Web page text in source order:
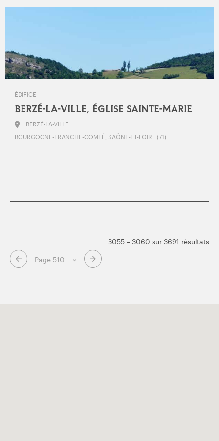
ÉDIFICE
BERZÉ-LA-VILLE, ÉGLISE SAINTE-MARIE
BERZÉ-LA-VILLE
BOURGOGNE-FRANCHE-COMTÉ, SAÔNE-ET-LOIRE (71)
Page suivante
3055 – 3060 sur 3691 résultats